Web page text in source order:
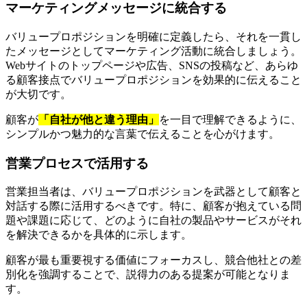
マーケティングメッセージに統合する
バリュープロポジションを明確に定義したら、それを一貫し
たメッセージとしてマーケティング活動に統合しましょう。
Webサイトのトップページや広告、SNSの投稿など、あらゆ
る顧客接点でバリュープロポジションを効果的に伝えること
が大切です。
顧客が 「自社が他と違う理由」 を一目で理解できるように、
シンプルかつ魅力的な言葉で伝えることを心がけます。
営業プロセスで活用する
営業担当者は、バリュープロポジションを武器として顧客と
対話する際に活用するべきです。特に、顧客が抱えている問
題や課題に応じて、どのように自社の製品やサービスがそれ
を解決できるかを具体的に示します。
顧客が最も重要視する価値にフォーカスし、競合他社との差
別化を強調することで、説得力のある提案が可能となりま
す。